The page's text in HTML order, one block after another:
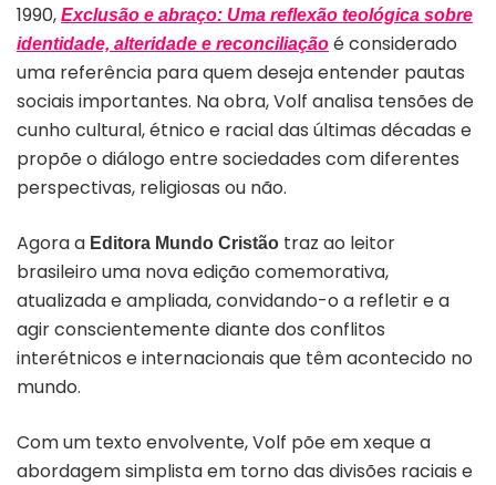
1990, Exclusão e abraço: Uma reflexão teológica sobre
identidade, alteridade e reconciliação é considerado
uma referência para quem deseja entender pautas
sociais importantes. Na obra, Volf analisa tensões de
cunho cultural, étnico e racial das últimas décadas e
propõe o diálogo entre sociedades com diferentes
perspectivas, religiosas ou não.
Agora a Editora Mundo Cristão traz ao leitor
brasileiro uma nova edição comemorativa,
atualizada e ampliada, convidando-o a refletir e a
agir conscientemente diante dos conflitos
interétnicos e internacionais que têm acontecido no
mundo.
Com um texto envolvente, Volf põe em xeque a
abordagem simplista em torno das divisões raciais e